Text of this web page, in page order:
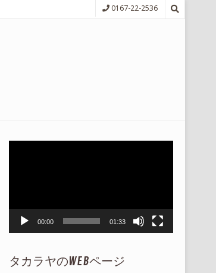
0167-22-2536
ヤ
00:00 01:33
タカラヤのWEBページ